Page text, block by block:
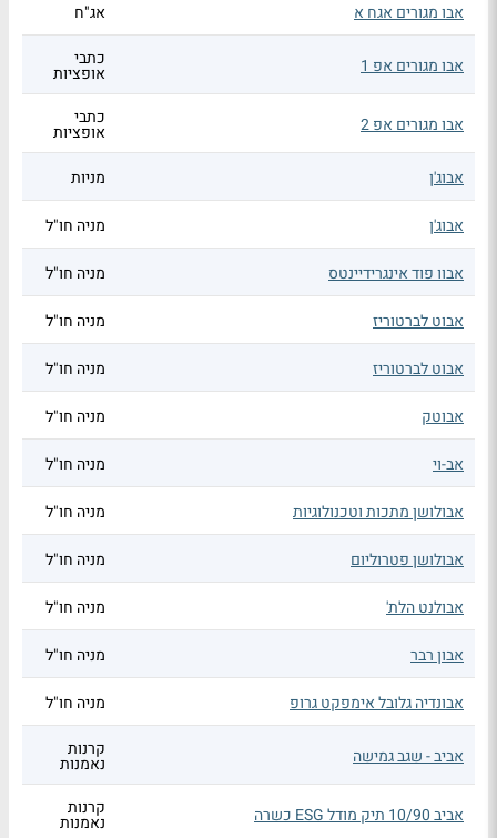
אבו מגורים אגח א אג"ח
אבו מגורים אפ 1 כתבי
אופציות
אבו מגורים אפ 2 כתבי
אופציות
אבוג'ן
מניות
אבוג'ן מניה חו"ל
אבוו פוד אינגרידיינטס מניה חו"ל
אבוט לברטוריז מניה חו"ל
אבוט לברטוריז מניה חו"ל
אבוטק מניה חו"ל
אב-וי מניה חו"ל
אבולושן מתכות וטכנולוגיות מניה חו"ל
אבולושן פטרוליום מניה חו"ל
אבולנט הלת' מניה חו"ל
אבון רבר מניה חו"ל
אבונדיה גלובל אימפקט גרופ מניה חו"ל
אביב - שגב גמישה קרנות
נאמנות
אביב 10/90 תיק מודל ESG כשרה קרנות
נאמנות